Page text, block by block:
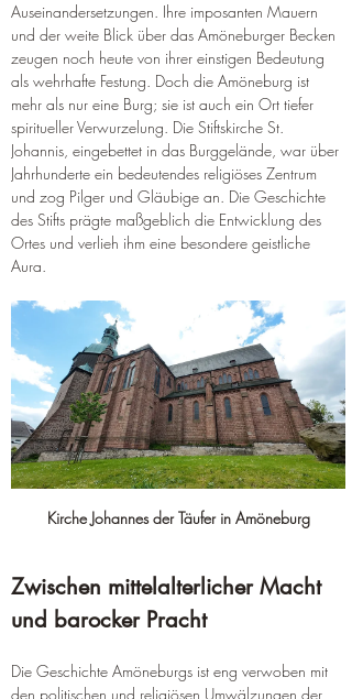
Auseinandersetzungen. Ihre imposanten Mauern
und der weite Blick über das Amöneburger Becken
zeugen noch heute von ihrer einstigen Bedeutung
als wehrhafte Festung. Doch die Amöneburg ist
mehr als nur eine Burg; sie ist auch ein Ort tiefer
spiritueller Verwurzelung. Die Stiftskirche St.
Johannis, eingebettet in das Burggelände, war über
Jahrhunderte ein bedeutendes religiöses Zentrum
und zog Pilger und Gläubige an. Die Geschichte
des Stifts prägte maßgeblich die Entwicklung des
Ortes und verlieh ihm eine besondere geistliche
Aura.
Kirche Johannes der Täufer in Amöneburg
Zwischen mittelalterlicher Macht
und barocker Pracht
Die Geschichte Amöneburgs ist eng verwoben mit
den politischen und religiösen Umwälzungen der